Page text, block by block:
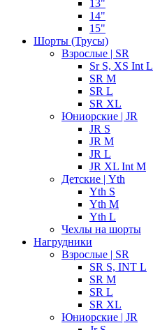
13"
14"
15"
Шорты (Трусы)
Взрослые | SR
Sr S, XS Int L
SR M
SR L
SR XL
Юниорские | JR
JR S
JR M
JR L
JR XL Int M
Детские | Yth
Yth S
Yth M
Yth L
Чехлы на шорты
Нагрудники
Взрослые | SR
SR S, INT L
SR M
SR L
SR XL
Юниорские | JR